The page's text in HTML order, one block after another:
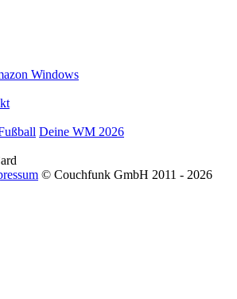
Windows
Deine WM 2026
© Couchfunk GmbH 2011 - 2026